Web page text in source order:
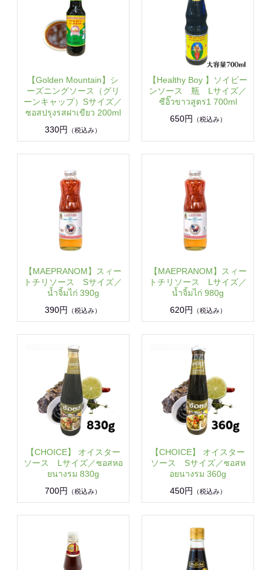
【Golden Mountain】シ
ーズニングソース（グリ
ーンキャップ）Sサイズ／
ซอสปรุงรสฝาเขียว 200ml
330円
（税込み）
【Healthy Boy 】ソイビー
ンソース 瓶 Lサイズ／
ซีอิ๊วขาวสูตร1 700ml
650円
（税込み）
【MAEPRANOM】スィー
トチリソース Sサイズ／
น้ำจิ้มไก่ 390g
390円
（税込み）
【MAEPRANOM】スィー
トチリソース Lサイズ／
น้ำจิ้มไก่ 980g
620円
（税込み）
【CHOICE】 オイスター
ソース Lサイズ／ซอสหอ
ยนางรม 830g
700円
（税込み）
【CHOICE】 オイスター
ソース Sサイズ／ซอสห
อยนางรม 360g
450円
（税込み）